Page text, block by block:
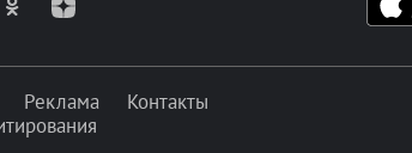
Реклама
Контакты